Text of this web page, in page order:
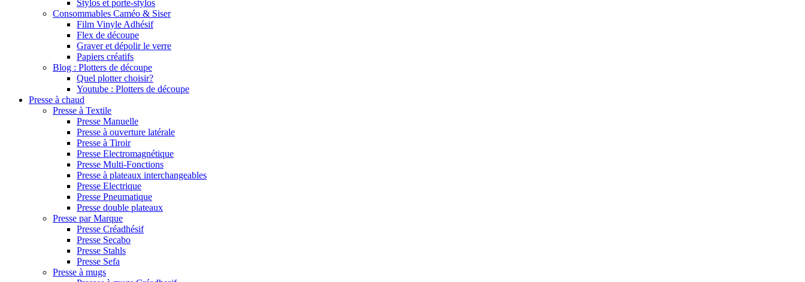
Stylos et porte-stylos
Consommables Caméo & Siser
Film Vinyle Adhésif
Flex de découpe
Graver et dépolir le verre
Papiers créatifs
Blog : Plotters de découpe
Quel plotter choisir?
Youtube : Plotters de découpe
Presse à chaud
Presse à Textile
Presse Manuelle
Presse à ouverture latérale
Presse à Tiroir
Presse Electromagnétique
Presse Multi-Fonctions
Presse à plateaux interchangeables
Presse Electrique
Presse Pneumatique
Presse double plateaux
Presse par Marque
Presse Créadhésif
Presse Secabo
Presse Stahls
Presse Sefa
Presse à mugs